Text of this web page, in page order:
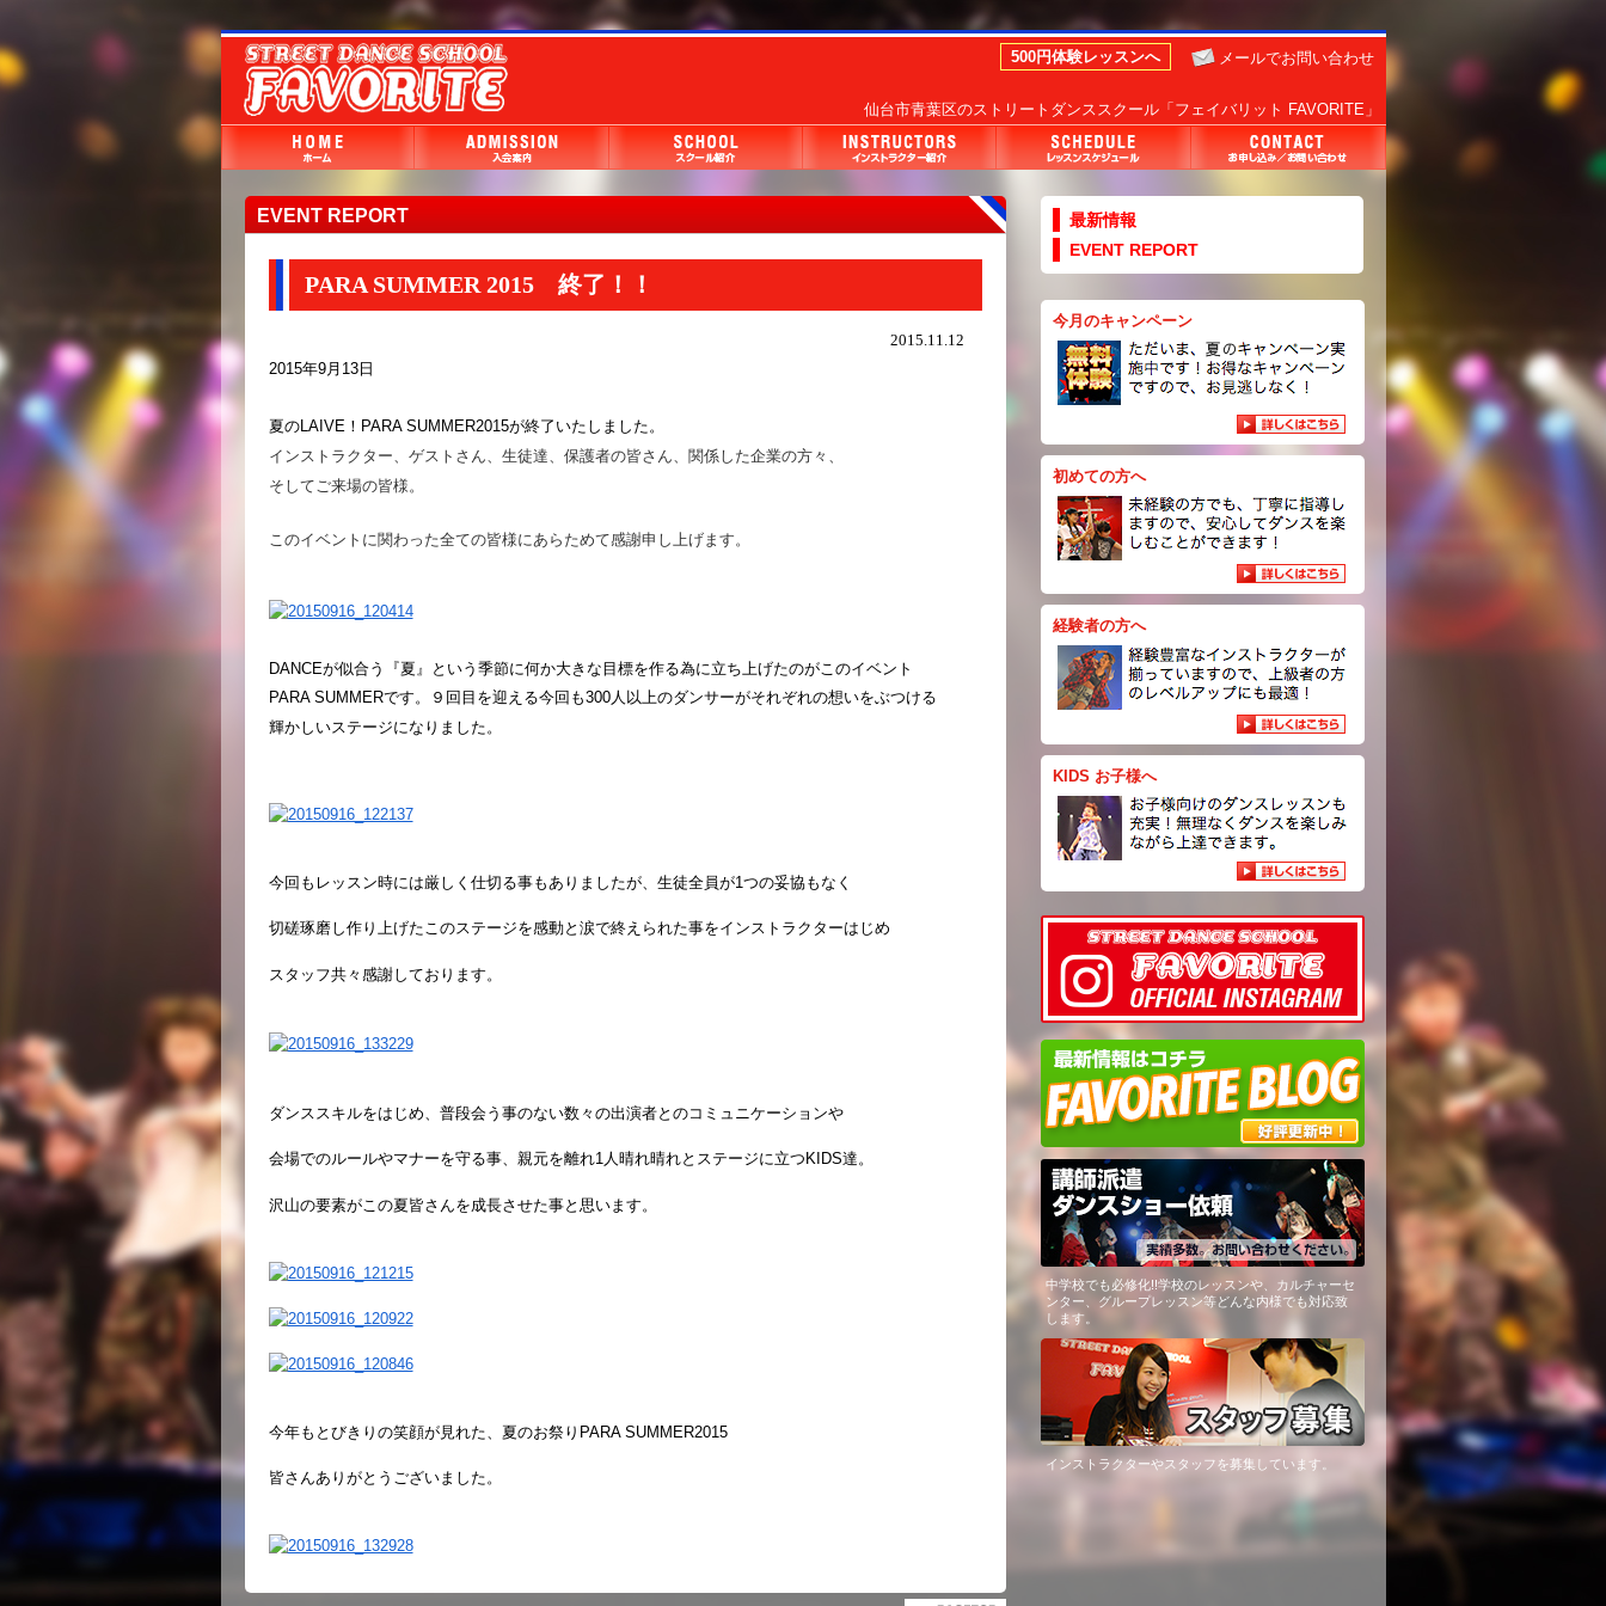
仙台市青葉区のストリートダンススクール「フェイバリット FAVORITE」
メールでお問い合わせ
500円体験レッスンへ
最新情報
EVENT REPORT
今月のキャンペーン
初めての方へ
経験者の方へ
KIDS お子様へ
中学校でも必修化!!学校のレッスンや、カルチャーセ
ンター、グループレッスン等どんな内様でも対応致
します。
インストラクターやスタッフを募集しています。
EVENT REPORT
PARA SUMMER 2015 終了！！
2015.11.12
2015年9月13日
夏のLAIVE！PARA SUMMER2015が終了いたしました。
インストラクター、ゲストさん、生徒達、保護者の皆さん、関係した企業の方々、
そしてご来場の皆様。
このイベントに関わった全ての皆様にあらためて感謝申し上げます。
DANCEが似合う『夏』という季節に何か大きな目標を作る為に立ち上げたのがこのイベント
PARA SUMMERです。９回目を迎える今回も300人以上のダンサーがそれぞれの想いをぶつける
輝かしいステージになりました。
今回もレッスン時には厳しく仕切る事もありましたが、生徒全員が1つの妥協もなく
切磋琢磨し作り上げたこのステージを感動と涙で終えられた事をインストラクターはじめ
スタッフ共々 感謝しております。
ダンススキルをはじめ、普段会う事のない数々の出演者とのコミュニケーションや
会場でのルールやマナーを守る事、親元を離れ1人晴れ晴れとステージに立つKIDS達。
沢山の要素がこの夏皆さんを成長させた事と思います。
今年もとびきりの笑顔が見れた、夏のお祭りPARA SUMMER2015
皆さんありがとうございました。